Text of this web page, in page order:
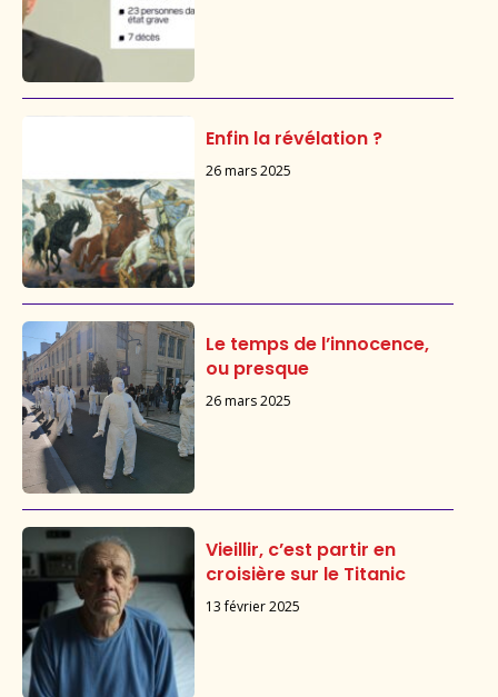
Enfin la révélation ?
26 mars 2025
Le temps de l’innocence,
ou presque
26 mars 2025
Vieillir, c’est partir en
croisière sur le Titanic
13 février 2025